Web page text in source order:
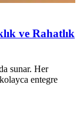
ve Rahatlık
sunar. Her
entegre